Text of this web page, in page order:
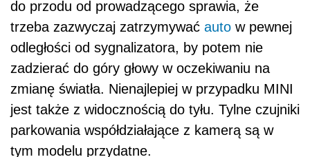
do przodu od prowadzącego sprawia, że
trzeba zazwyczaj zatrzymywać auto w pewnej
odległości od sygnalizatora, by potem nie
zadzierać do góry głowy w oczekiwaniu na
zmianę światła. Nienajlepiej w przypadku MINI
jest także z widocznością do tyłu. Tylne czujniki
parkowania współdziałające z kamerą są w
tym modelu przydatne.